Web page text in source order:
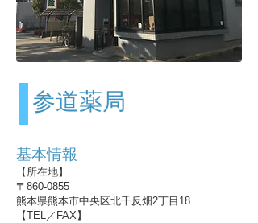
参道薬局
基本情報
【所在地】
〒860-0855
熊本県熊本市中央区北千反畑2丁目18
【TEL／FAX】